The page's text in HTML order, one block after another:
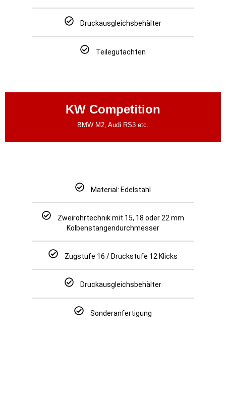
Druckausgleichsbehälter
Teilegutachten
KW Competition
BMW M2, Audi RS3 etc.
Material: Edelstahl
Zweirohrtechnik mit 15, 18 oder 22 mm
Kolbenstangendurchmesser
Zugstufe 16 / Druckstufe 12 Klicks
Druckausgleichsbehälter
Sonderanfertigung